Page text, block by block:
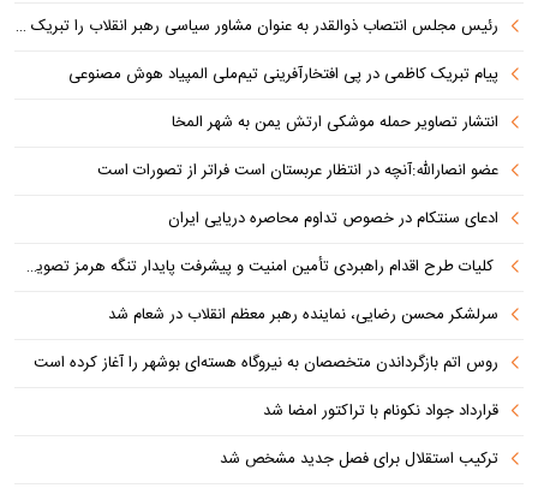
رئیس مجلس انتصاب ذوالقدر به عنوان مشاور سیاسی رهبر انقلاب را تبریک گفت
پیام تبریک کاظمی در پی افتخارآفرینی تیم‌ملی المپیاد هوش مصنوعی
انتشار تصاویر حمله موشکی ارتش یمن به شهر المخا
عضو انصارالله:آنچه در انتظار عربستان است فراتر از تصورات است
ادعای سنتکام در خصوص تداوم محاصره دریایی ایران
کلیات طرح اقدام راهبردی تأمین امنیت و پیشرفت پایدار تنگه هرمز تصویب شد
سرلشکر محسن رضایی، نماینده رهبر معظم انقلاب در شعام شد
روس اتم بازگرداندن متخصصان به نیروگاه هسته‌ای بوشهر را آغاز کرده است
قرارداد جواد نکونام با تراکتور امضا شد
ترکیب استقلال برای فصل جدید مشخص شد